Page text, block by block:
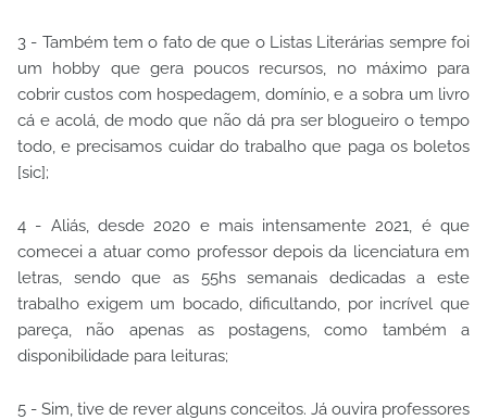
3 - Também tem o fato de que o Listas Literárias sempre foi
um hobby que gera poucos recursos, no máximo para
cobrir custos com hospedagem, domínio, e a sobra um livro
cá e acolá, de modo que não dá pra ser blogueiro o tempo
todo, e precisamos cuidar do trabalho que paga os boletos
[sic];
4 - Aliás, desde 2020 e mais intensamente 2021, é que
comecei a atuar como professor depois da licenciatura em
letras, sendo que as 55hs semanais dedicadas a este
trabalho exigem um bocado, dificultando, por incrível que
pareça, não apenas as postagens, como também a
disponibilidade para leituras;
5 - Sim, tive de rever alguns conceitos. Já ouvira professores